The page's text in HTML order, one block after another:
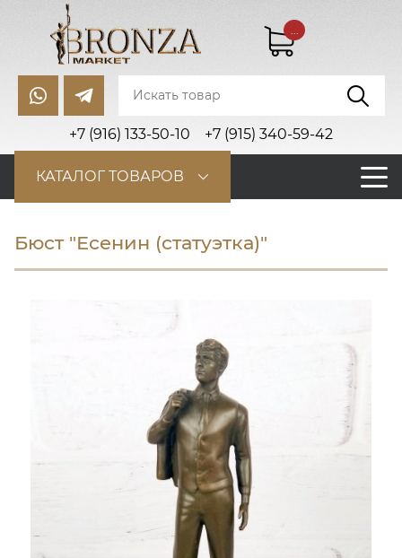
+7 (916) 133-50-10 +7 (915) 340-59-42
...
КАТАЛОГ ТОВАРОВ
Бюст "Есенин (статуэтка)"